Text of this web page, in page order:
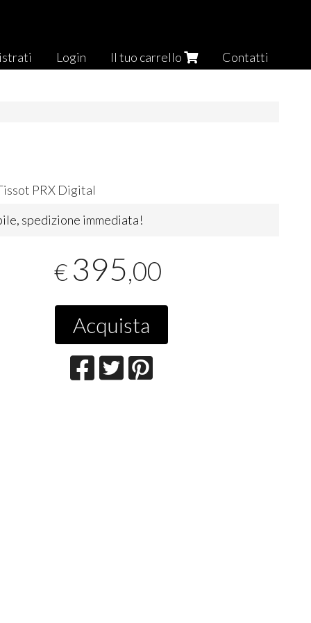
Login Il tuo carrello Contatti
PRX Digital
spedizione immediata!
€ 395,00
Acquista